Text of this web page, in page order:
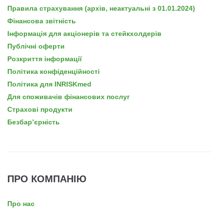
Правила страхування (архів, неактуальні з 01.01.2024)
Фінансова звітність
Інформація для акціонерів та стейкхолдерів
Публічні оферти
Розкриття інформації
Політика конфіденційності
Політика для INRISKmed
Для споживачів фінансових послуг
Страхові продукти
Безбар’єрність
ПРО КОМПАНІЮ
Про нас